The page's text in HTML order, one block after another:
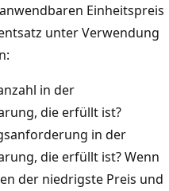
Einheitspreis
unter Verwendung
in der
die erfüllt ist?
in der
die erfüllt ist? Wenn
der niedrigste Preis und